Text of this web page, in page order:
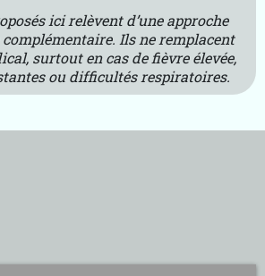
ici relèvent d’une approche
Ils ne remplacent
surtout en cas de fièvre élevée,
ou difficultés respiratoires.